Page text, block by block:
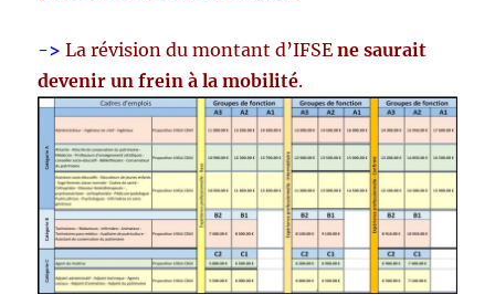
-> La révision du montant d’IFSEne saurait
devenir un frein à la mobilité.